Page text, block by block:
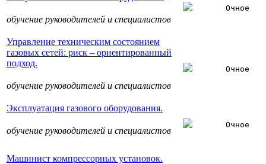
обучение руководителей и специалистов
Очное
Управление техническим состоянием
газовых сетей: риск – ориентированный
подход.
обучение руководителей и специалистов
Очное
Эксплуатация газового оборудования.
обучение руководителей и специалистов
Очное
Машинист компрессорных установок.